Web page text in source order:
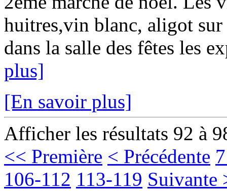
huitres,vin blanc, aligot
dans la salle des fêtes les
plus]
[En savoir plus]
Afficher les résultats 92 à
<< Première < Précédente
106-112 113-119 Suivante